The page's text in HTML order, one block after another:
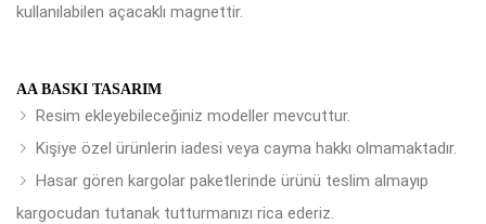
kullanılabilen açacaklı magnettir.
AA BASKI TASARIM
Resim ekleyebileceğiniz modeller mevcuttur.
Kişiye özel ürünlerin iadesi veya cayma hakkı olmamaktadır.
Hasar gören kargolar paketlerinde ürünü teslim almayıp
kargocudan tutanak tutturmanızı rica ederiz.